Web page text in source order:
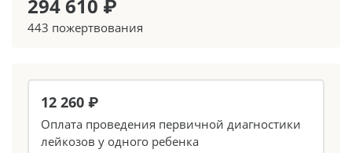
294 610 ₽
443 пожертвования
12 260 ₽
Оплата проведения первичной диагностики
лейкозов у одного ребенка